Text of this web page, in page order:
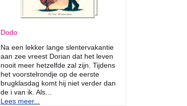
Dodo
Na een lekker lange slentervakantie
aan zee vreest Dorian dat het leven
nooit meer hetzelfde zal zijn. Tijdens
het voorstelrondje op de eerste
brugklasdag komt hij niet verder dan
de i van ik. Als...
Lees meer...